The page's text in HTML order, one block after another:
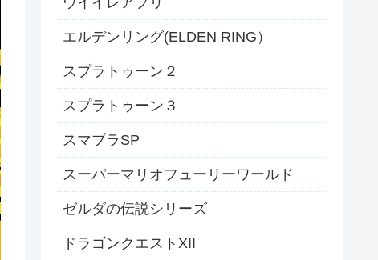
エルデンリング(ELDEN RING）
スプラトゥーン２
スプラトゥーン３
スマブラSP
スーパーマリオフューリーワールド
ゼルダの伝説シリーズ
ドラゴンクエストXII